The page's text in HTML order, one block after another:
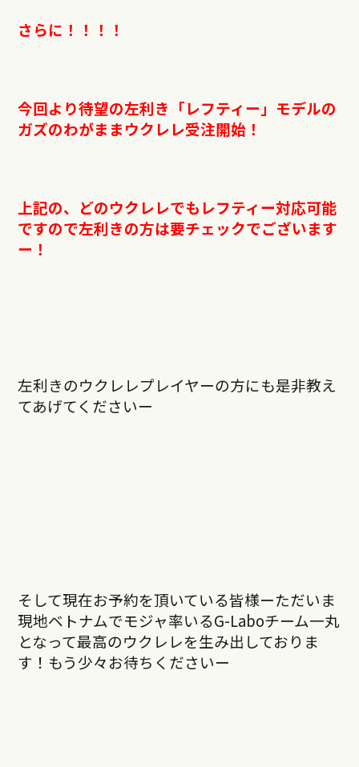
さらに！！！！
今回より待望の左利き「レフティー」モデルの
ガズのわがままウクレレ受注開始！
上記の、どのウクレレでもレフティー対応可能
ですので左利きの方は要チェックでございます
ー！
左利きのウクレレプレイヤーの方にも是非教え
てあげてくださいー
そして現在お予約を頂いている皆様ーただいま
現地ベトナムでモジャ率いるG-Laboチーム一丸
となって最高のウクレレを生み出しておりま
す！もう少々お待ちくださいー